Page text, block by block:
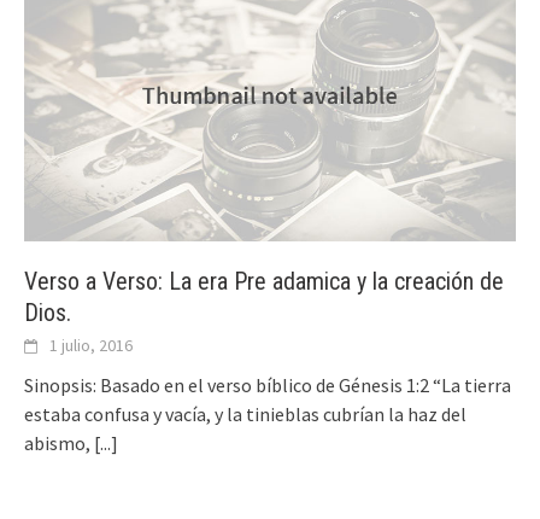
Verso a Verso: La era Pre adamica y la creación de
Dios.
1 julio, 2016
Sinopsis: Basado en el verso bíblico de Génesis 1:2 “La tierra
estaba confusa y vacía, y la tinieblas cubrían la haz del
abismo, [...]